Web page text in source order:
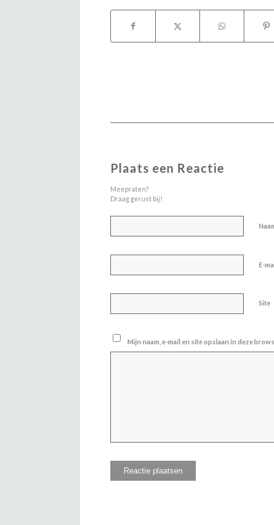
Plaats een Reactie
Meepraten?
Draag gerust bij!
E-
Site
Mijn naam, e-mail en site opslaan in deze